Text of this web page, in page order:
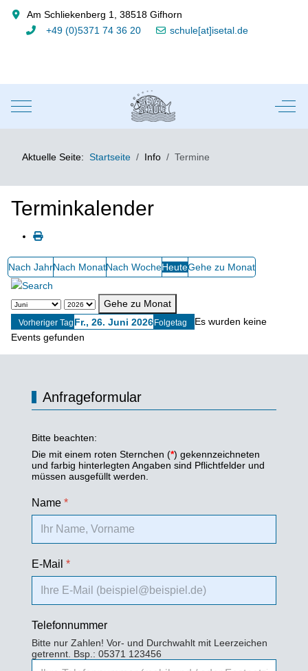
Am Schliekenberg 1, 38518 Gifhorn
+49 (0)5371 74 36 20
schule[at]isetal.de
Mobile Menu Toggle Off-
Aktuelle Seite:Startseite Info Termine
Terminkalender
Nach JahrNach MonatNach WocheHeuteGehe zu Monat
Gehe zu Monat
Vorheriger Tag Fr., 26. Juni 2026 Folgetag
Es wurden keine
Events gefunden
Anfrageformular
Bitte beachten:
Die mit einem roten Sternchen (*) gekennzeichneten
und farbig hinterlegten Angaben sind Pflichtfelder und
müssen ausgefüllt werden.
Name*
E-Mail*
Telefonnummer
Bitte nur Zahlen! Vor- und Durchwahlt mit Leerzeichen
getrennt. Bsp.: 05371 123456